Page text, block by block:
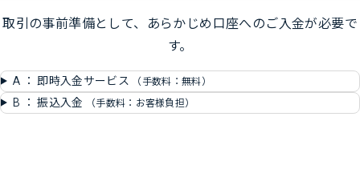
取引の事前準備として、あらかじめ口座へのご入金が必要で
す。
A ： 即時入金サービス （手数料：無料）
B ： 振込入金 （手数料：お客様負担）